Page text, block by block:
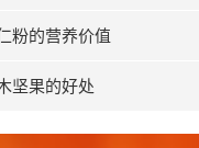
粉的营养价值
坚果的好处